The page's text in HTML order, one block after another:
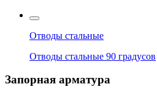
Отводы стальные
Отводы стальные 90 градусов
Запорная арматура